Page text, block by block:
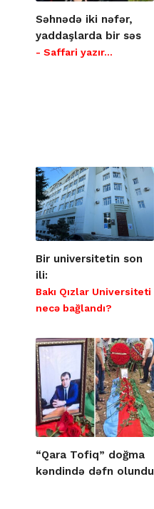
Səhnədə iki nəfər,
yaddaşlarda bir səs
- Saffari yazır…
Bir universitetin son
ili:
Bakı Qızlar Universiteti
necə bağlandı?
“Qara Tofiq” doğma
kəndində dəfn olundu